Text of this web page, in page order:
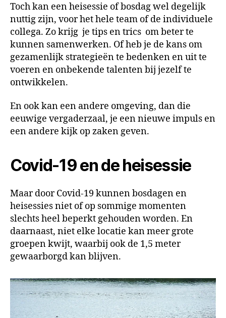
Toch kan een heisessie of bosdag wel degelijk
nuttig zijn, voor het hele team of de individuele
collega. Zo krijg je tips en trics om beter te
kunnen samenwerken. Of heb je de kans om
gezamenlijk strategieën te bedenken en uit te
voeren en onbekende talenten bij jezelf te
ontwikkelen.
En ook kan een andere omgeving, dan die
eeuwige vergaderzaal, je een nieuwe impuls en
een andere kijk op zaken geven.
Covid-19 en de heisessie
Maar door Covid-19 kunnen bosdagen en
heisessies niet of op sommige momenten
slechts heel beperkt gehouden worden. En
daarnaast, niet elke locatie kan meer grote
groepen kwijt, waarbij ook de 1,5 meter
gewaarborgd kan blijven.